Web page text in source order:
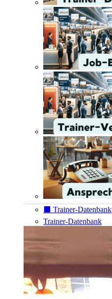
⬛️ Trainer-Datenbank
Trainer-Datenbank